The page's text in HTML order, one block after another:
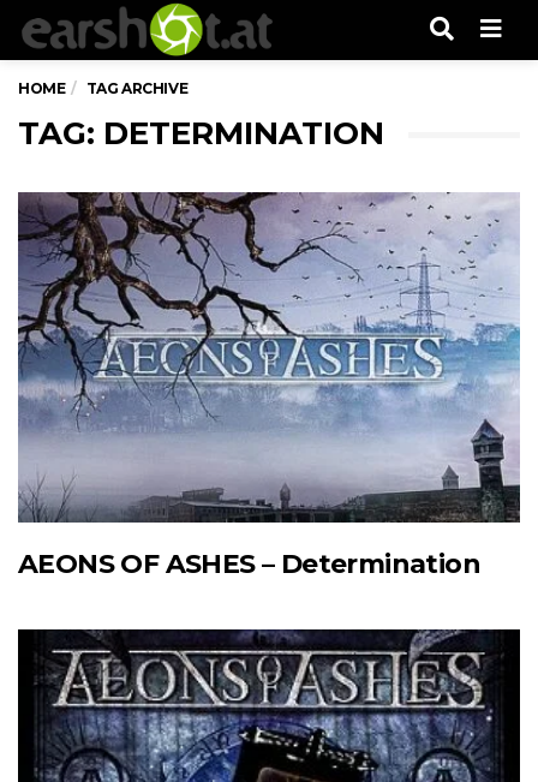
HOME TAG ARCHIVE
TAG: DETERMINATION
AEONS OF ASHES – Determination